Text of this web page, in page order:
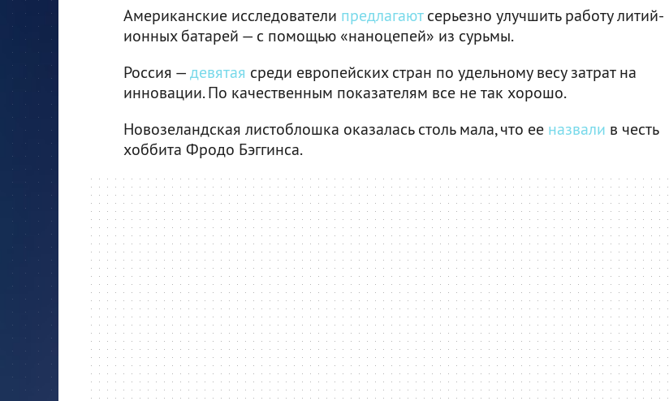
Американские исследователи предлагаютсерьезно улучшить работу литий-
ионных батарей — с помощью «наноцепей» из сурьмы.
Россия — девятая среди европейских стран по удельному весу затрат на
инновации. По качественным показателям все не так хорошо.
Новозеландская листоблошка оказалась столь мала, что ее назвали в честь
хоббита Фродо Бэггинса.